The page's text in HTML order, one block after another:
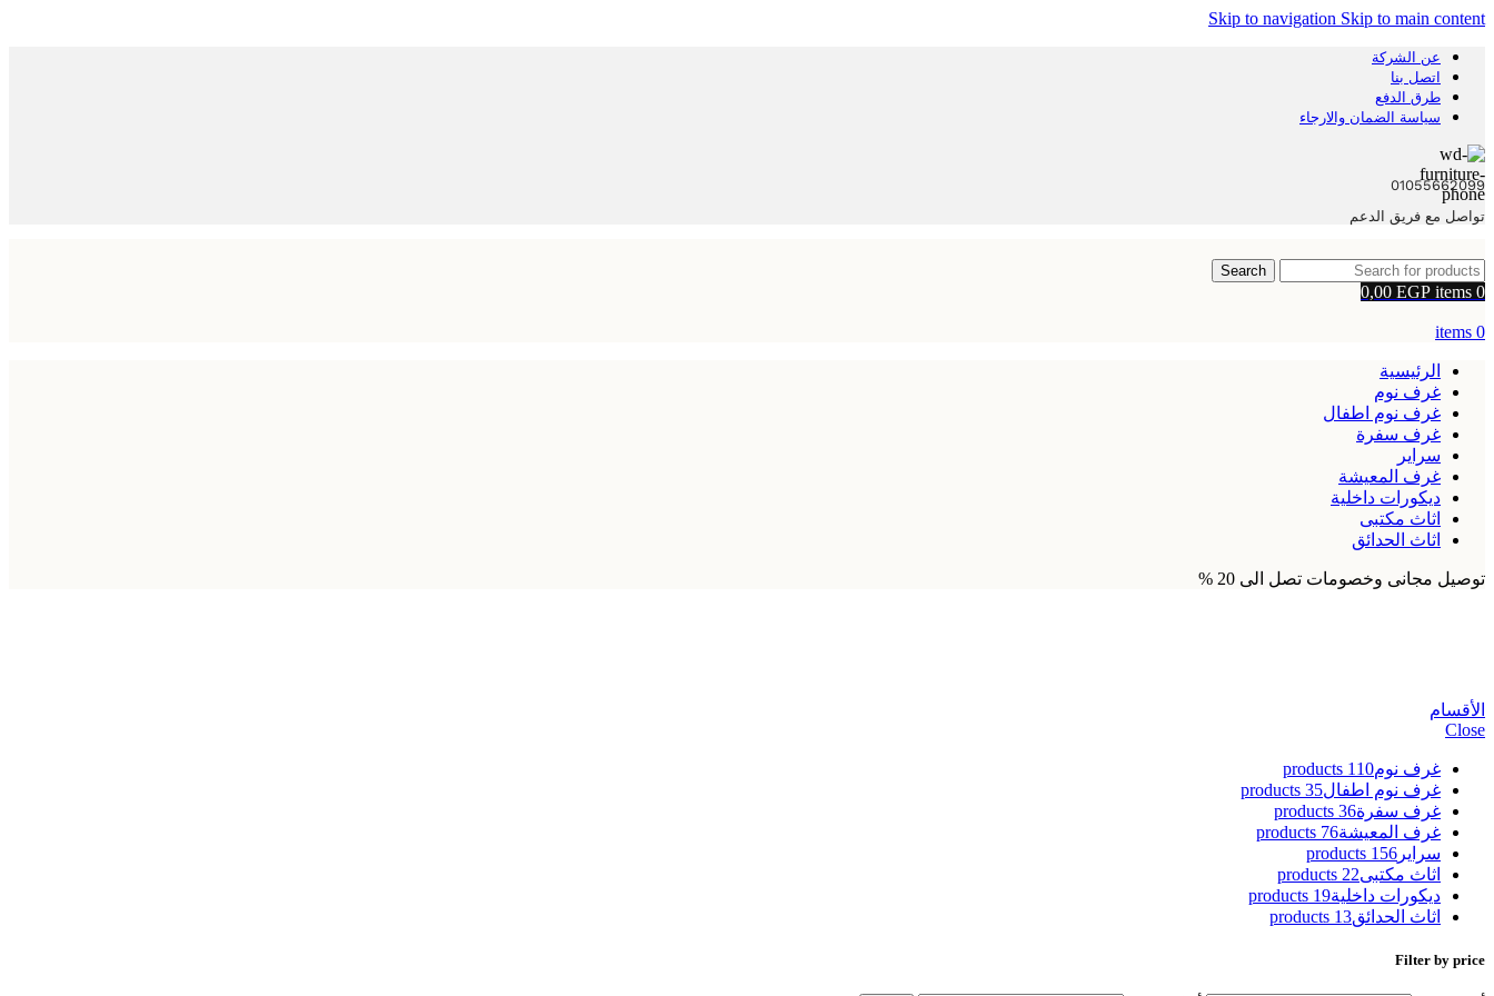
Skip to navigation Skip to main content
عن الشركة
اتصل بنا
طرق الدفع
سياسة الضمان والارجاء
01055662099
تواصل مع فريق الدعم
Search
0
items
0,00 EGP
0
items
الرئيسية
غرف نوم
غرف نوم اطفال
غرف سفرة
سراير
غرف المعيشة
ديكورات داخلية
اثاث مكتبى
اثاث الحدائق
توصيل مجانى وخصومات تصل الى 20 %
الأقسام
Close
غرف نوم110 products
غرف نوم اطفال35 products
غرف سفرة36 products
غرف المعيشة76 products
سراير 156 products
اثاث مكتبى22 products
ديكورات داخلية19 products
اثاث الحدائق13 products
Filter by price